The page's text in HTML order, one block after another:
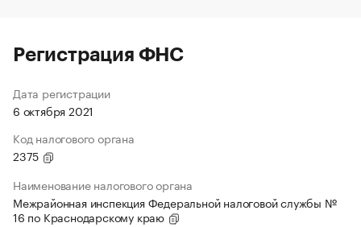
Регистрация ФНС
Дата регистрации
6 октября 2021
Код налогового органа
2375
Наименование налогового органа
Межрайонная инспекция Федеральной налоговой службы №
16 по Краснодарскому краю